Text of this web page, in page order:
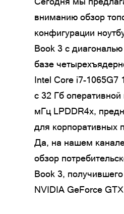
вниманию обзор
конфигурации
Book 3 с
базе
Intel Core i7-1065G7
c 32 Гб
мГц LPDDR4x,
для корпоративных
Да, на нашем
обзор
Book 3,
NVIDIA GeForce